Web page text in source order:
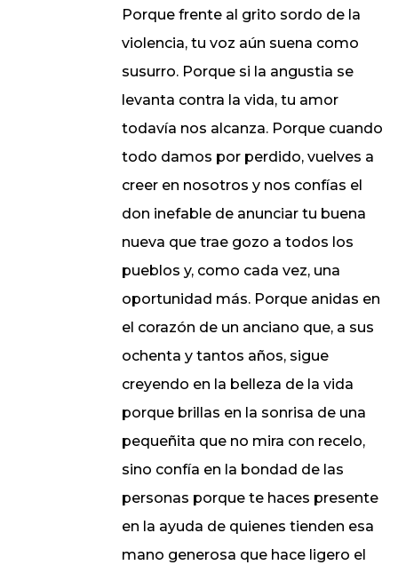
Porque frente al grito sordo de la
violencia, tu voz aún suena como
susurro. Porque si la angustia se
levanta contra la vida, tu amor
todavía nos alcanza. Porque cuando
todo damos por perdido, vuelves a
creer en nosotros y nos confías el
don inefable de anunciar tu buena
nueva que trae gozo a todos los
pueblos y, como cada vez, una
oportunidad más. Porque anidas en
el corazón de un anciano que, a sus
ochenta y tantos años, sigue
creyendo en la belleza de la vida
porque brillas en la sonrisa de una
pequeñita que no mira con recelo,
sino confía en la bondad de las
personas porque te haces presente
en la ayuda de quienes tienden esa
mano generosa que hace ligero el